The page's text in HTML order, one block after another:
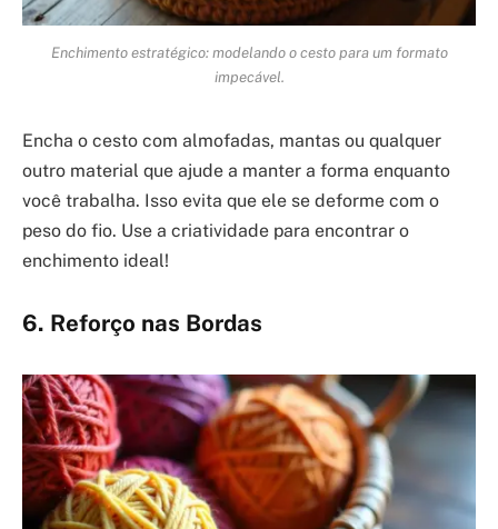
Enchimento estratégico: modelando o cesto para um formato
impecável.
Encha o cesto com almofadas, mantas ou qualquer
outro material que ajude a manter a forma enquanto
você trabalha. Isso evita que ele se deforme com o
peso do fio. Use a criatividade para encontrar o
enchimento ideal!
6. Reforço nas Bordas